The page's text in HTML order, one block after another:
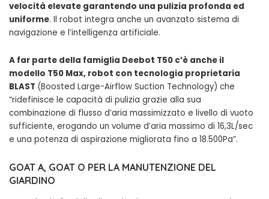
velocità elevate garantendo una pulizia profonda ed
uniforme. Il robot integra anche un avanzato sistema di
navigazione e l’intelligenza artificiale.
A far parte della famiglia Deebot T50 c’è anche il
modello T50 Max, robot con tecnologia proprietaria
BLAST (Boosted Large-Airflow Suction Technology) che
“ridefinisce le capacità di pulizia grazie alla sua
combinazione di flusso d’aria massimizzato e livello di vuoto
sufficiente, erogando un volume d’aria massimo di 16,3L/sec
e una potenza di aspirazione migliorata fino a 18.500Pa”.
GOAT A, GOAT O PER LA MANUTENZIONE DEL
GIARDINO